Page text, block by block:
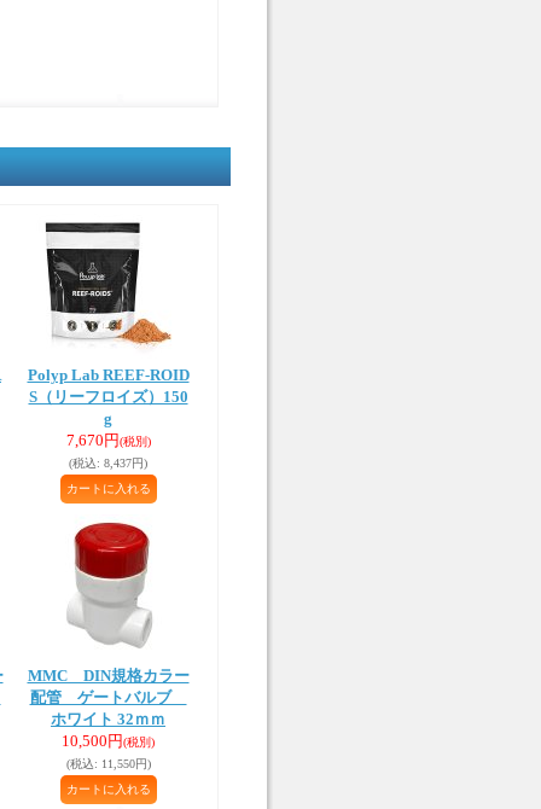
Polyp Lab REEF-ROID
S（リーフロイズ）150
g
7,670円(税別)
(税込: 8,437円)
MMC DIN規格カラー
配管 ゲートバルブ
ホワイト 32ｍｍ
10,500円(税別)
(税込: 11,550円)